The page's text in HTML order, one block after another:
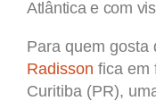
Atlântica e com
Para quem gosta
Radisson fica em
Curitiba (PR),